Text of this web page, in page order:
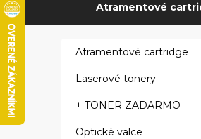
Atramentové
Atramentové cartridge
Laserové tonery
+ TONER ZADARMO
Optické valce